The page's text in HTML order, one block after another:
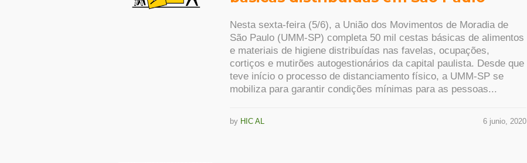
Nesta sexta-feira (5/6), a União dos Movimentos de Moradia de
São Paulo (UMM-SP) completa 50 mil cestas básicas de alimentos
e materiais de higiene distribuídas nas favelas, ocupações,
cortiços e mutirões autogestionários da capital paulista. Desde que
teve início o processo de distanciamento físico, a UMM-SP se
mobiliza para garantir condições mínimas para as pessoas...
6 junio, 2020
by HIC AL